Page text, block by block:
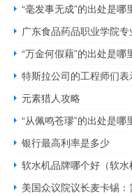
“毫发事无成”的出处是哪
广东食品药品职业学院专
“万金何假藉”的出处是哪
元素猎人攻略
“从佩鸣苍璆”的出处是哪
银行最高利率是多少
软水机品牌哪个好（软水
美国众议院议长麦卡锡